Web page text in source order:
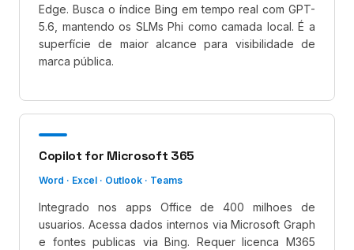
Edge. Busca o índice Bing em tempo real com GPT-
5.6, mantendo os SLMs Phi como camada local. É a
superfície de maior alcance para visibilidade de
marca pública.
Copilot for Microsoft 365
Word · Excel · Outlook · Teams
Integrado nos apps Office de 400 milhoes de
usuarios. Acessa dados internos via Microsoft Graph
e fontes publicas via Bing. Requer licenca M365